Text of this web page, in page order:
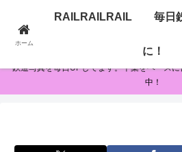
RAILRAILRAIL 毎日鉄
鉄道写真を毎日UPしてます。千葉をベース
中！
ホーム
RAILRAILRAIL 毎日鉄
に！